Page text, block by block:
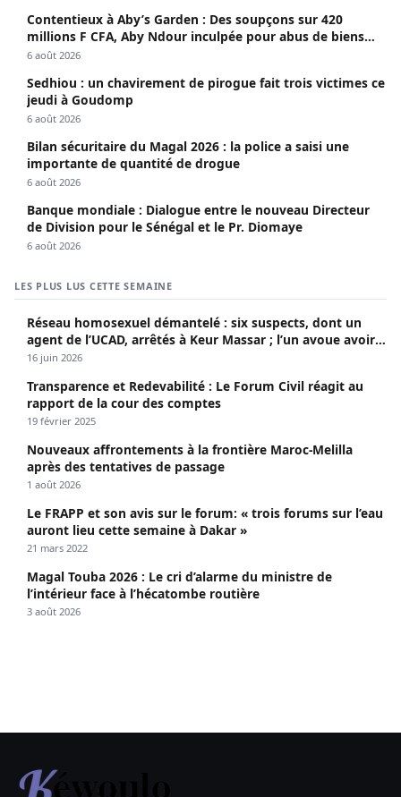
Contentieux à Aby’s Garden : Des soupçons sur 420
millions F CFA, Aby Ndour inculpée pour abus de biens
sociaux
6 août 2026
Sedhiou : un chavirement de pirogue fait trois victimes ce
jeudi à Goudomp
6 août 2026
Bilan sécuritaire du Magal 2026 : la police a saisi une
importante de quantité de drogue
6 août 2026
Banque mondiale : Dialogue entre le nouveau Directeur
de Division pour le Sénégal et le Pr. Diomaye
6 août 2026
LES PLUS LUS CETTE SEMAINE
Réseau homosexuel démantelé : six suspects, dont un
agent de l’UCAD, arrêtés à Keur Massar ; l’un avoue avoir
propagé le VIH depuis 2018
16 juin 2026
Transparence et Redevabilité : Le Forum Civil réagit au
rapport de la cour des comptes
19 février 2025
Nouveaux affrontements à la frontière Maroc-Melilla
après des tentatives de passage
1 août 2026
Le FRAPP et son avis sur le forum: « trois forums sur l’eau
auront lieu cette semaine à Dakar »
21 mars 2022
Magal Touba 2026 : Le cri d’alarme du ministre de
l’intérieur face à l’hécatombe routière
3 août 2026